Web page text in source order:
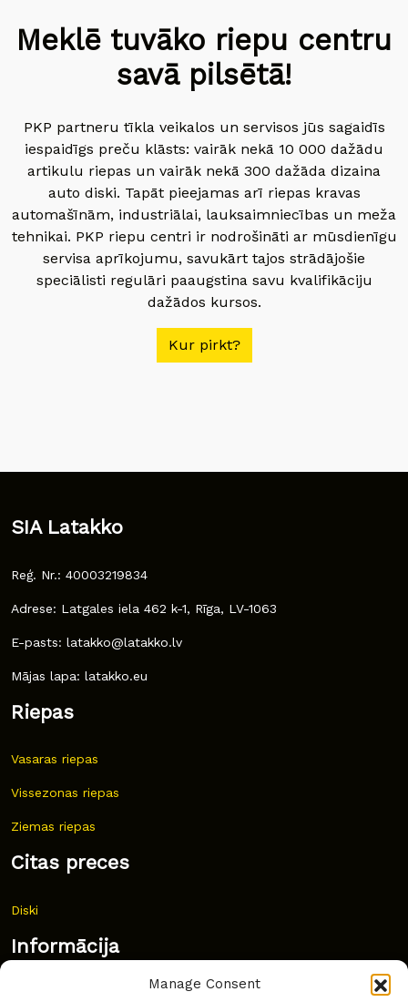
Manage Consent
Meklē tuvāko riepu centru
savā pilsētā!
PKP partneru tīkla veikalos un servisos jūs sagaidīs
iespaidīgs preču klāsts: vairāk nekā 10 000 dažādu
artikulu riepas un vairāk nekā 300 dažāda dizaina
auto diski. Tapāt pieejamas arī riepas kravas
automašīnām, industriālai, lauksaimniecības un meža
tehnikai. PKP riepu centri ir nodrošināti ar mūsdienīgu
servisa aprīkojumu, savukārt tajos strādājošie
speciālisti regulāri paaugstina savu kvalifikāciju
dažādos kursos.
Kur pirkt?
SIA Latakko
Reģ. Nr.: 40003219834
Adrese: Latgales iela 462 k-1, Rīga, LV-1063
E-pasts: latakko@latakko.lv
Mājas lapa: latakko.eu
Riepas
Vasaras riepas
Vissezonas riepas
Ziemas riepas
Citas preces
Diski
Informācija